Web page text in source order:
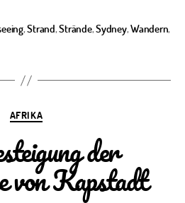
,Strand,Strände,Sydney,Wandern,
Kategorien
AFRIKA
der
von Kapstadt